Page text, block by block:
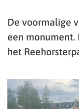
De voormalige
een
het